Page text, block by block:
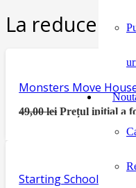
La reducere:
Monsters Move
49,00lei Prețul inițial a
Starting School